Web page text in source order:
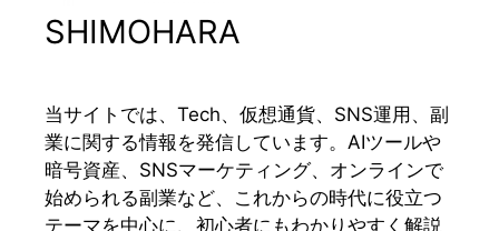
SHIMOHARA
当サイトでは、Tech、仮想通貨、SNS運用、副
業に関する情報を発信しています。AIツールや
暗号資産、SNSマーケティング、オンラインで
始められる副業など、これからの時代に役立つ
テーマを中心に、初心者にもわかりやすく解説